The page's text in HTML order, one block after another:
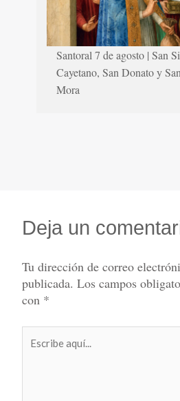
Santoral 7 de agosto | San
Cayetano, San Donato y
Mora
Deja un
Tu dirección de correo
publicada. Los campos
con *
aquí...